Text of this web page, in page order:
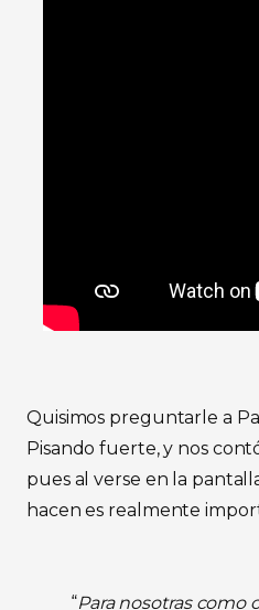
Quisimos preguntarle a
Pisando fuerte, y nos
pues al verse en la
hacen es realmente
“Para nosotras como